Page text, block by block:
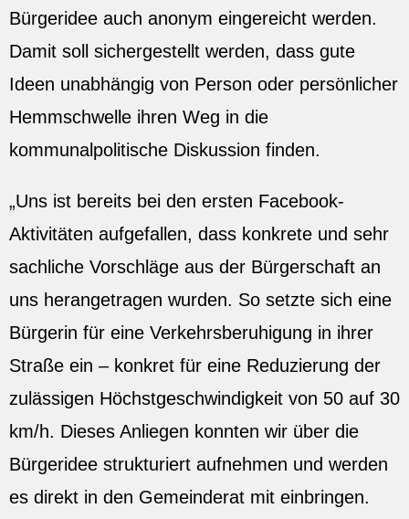
Bürgeridee auch anonym eingereicht werden.
Damit soll sichergestellt werden, dass gute
Ideen unabhängig von Person oder persönlicher
Hemmschwelle ihren Weg in die
kommunalpolitische Diskussion finden.
„Uns ist bereits bei den ersten Facebook-
Aktivitäten aufgefallen, dass konkrete und sehr
sachliche Vorschläge aus der Bürgerschaft an
uns herangetragen wurden. So setzte sich eine
Bürgerin für eine Verkehrsberuhigung in ihrer
Straße ein – konkret für eine Reduzierung der
zulässigen Höchstgeschwindigkeit von 50 auf 30
km/h. Dieses Anliegen konnten wir über die
Bürgeridee strukturiert aufnehmen und werden
es direkt in den Gemeinderat mit einbringen.